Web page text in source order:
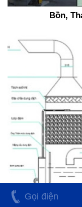
Bồn,
Gọi điện